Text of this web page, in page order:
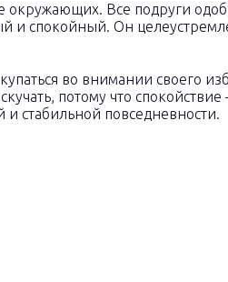
окружающих. Все подруги
и спокойный. Он
во внимании своего
потому что
стабильной повседневности.